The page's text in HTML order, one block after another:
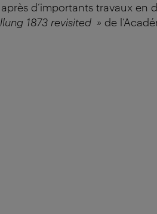
d’importants travaux en
1873 revisited » de